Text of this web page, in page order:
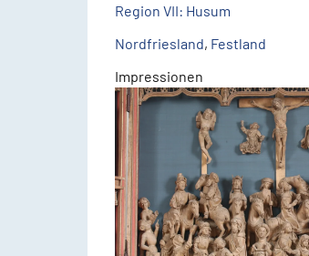
Region VII: Husum
Nordfriesland, Festland
Impressionen